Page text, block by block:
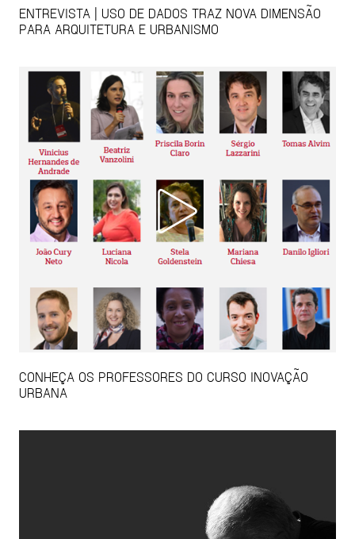
ENTREVISTA | USO DE DADOS TRAZ NOVA DIMENSÃO
PARA ARQUITETURA E URBANISMO
CONHEÇA OS PROFESSORES DO CURSO INOVAÇÃO
URBANA